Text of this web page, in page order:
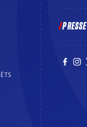
PRESSE